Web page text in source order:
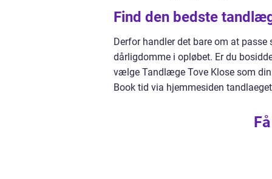
Find den bedste
Derfor handler det bare om at
dårligdomme i opløbet. Er du
vælge Tandlæge Tove Klose som
Book tid via hjemmesiden